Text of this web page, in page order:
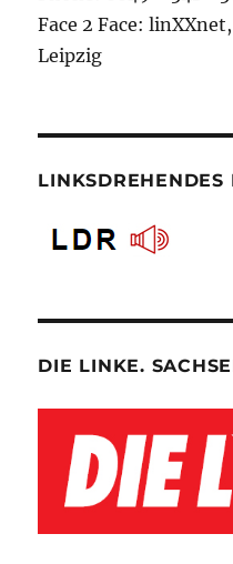
Face 2 Face:
Leipzig
LINKSDREHENDES
DIE LINKE.